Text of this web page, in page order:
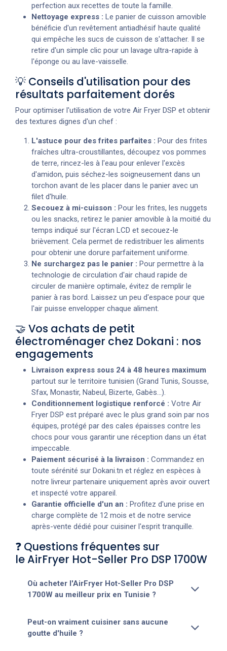
perfection aux recettes de toute la famille.
Nettoyage express : Le panier de cuisson amovible
bénéficie d'un revêtement antiadhésif haute qualité
qui empêche les sucs de cuisson de s'attacher. Il se
retire d'un simple clic pour un lavage ultra-rapide à
l'éponge ou au lave-vaisselle.
💡 Conseils d'utilisation pour des
résultats parfaitement dorés
Pour optimiser l'utilisation de votre Air Fryer DSP et obtenir
des textures dignes d'un chef :
L'astuce pour des frites parfaites : Pour des frites
fraîches ultra-croustillantes, découpez vos pommes
de terre, rincez-les à l'eau pour enlever l'excès
d'amidon, puis séchez-les soigneusement dans un
torchon avant de les placer dans le panier avec un
filet d'huile.
Secouez à mi-cuisson : Pour les frites, les nuggets
ou les snacks, retirez le panier amovible à la moitié du
temps indiqué sur l'écran LCD et secouez-le
brièvement. Cela permet de redistribuer les aliments
pour obtenir une dorure parfaitement uniforme.
Ne surchargez pas le panier : Pour permettre à la
technologie de circulation d'air chaud rapide de
circuler de manière optimale, évitez de remplir le
panier à ras bord. Laissez un peu d'espace pour que
l'air puisse envelopper chaque aliment.
🤝 Vos achats de petit
électroménager chez Dokani : nos
engagements
Livraison express sous 24 à 48 heures maximum
partout sur le territoire tunisien (Grand Tunis, Sousse,
Sfax, Monastir, Nabeul, Bizerte, Gabès...).
Conditionnement logistique renforcé : Votre Air
Fryer DSP est préparé avec le plus grand soin par nos
équipes, protégé par des cales épaisses contre les
chocs pour vous garantir une réception dans un état
impeccable.
Paiement sécurisé à la livraison : Commandez en
toute sérénité sur Dokani.tn et réglez en espèces à
notre livreur partenaire uniquement après avoir ouvert
et inspecté votre appareil.
Garantie officielle d'un an : Profitez d'une prise en
charge complète de 12 mois et de notre service
après-vente dédié pour cuisiner l'esprit tranquille.
❓ Questions fréquentes sur
le AirFryer Hot-Seller Pro DSP 1700W
Où acheter l'AirFryer Hot-Seller Pro DSP
1700W au meilleur prix en Tunisie ?
Peut-on vraiment cuisiner sans aucune
goutte d'huile ?